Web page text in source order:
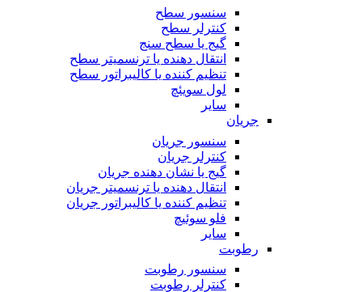
سنسور سطح
کنترلر سطح
گیج یا سطح سنج
انتقال دهنده یا ترنسمیتر سطح
تنظیم کننده یا کالیبراتور سطح
لول سویئچ
سایر
جریان
سنسور جریان
کنترلر جریان
گیج یا نشان دهنده جریان
انتقال دهنده یا ترنسمیتر جریان
تنظیم کننده یا کالیبراتور جریان
فلو سوئیچ
سایر
رطوبت
سنسور رطوبت
کنترلر رطوبت